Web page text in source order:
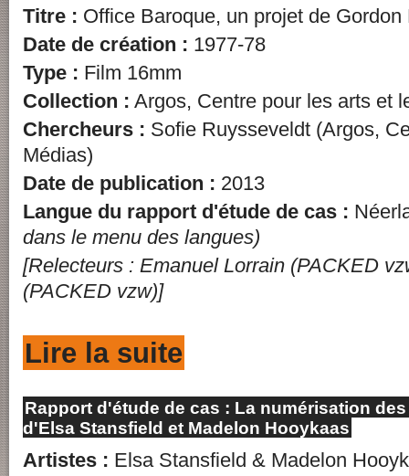
Titre : Office Baroque, un projet de Gordon
Date de création : 1977-78
Type : Film 16mm
Collection : Argos, Centre pour les arts et
Chercheurs : Sofie Ruysseveldt (Argos,
Médias)
Date de publication : 2013
Langue du rapport d'étude de cas :
dans le menu des langues)
[Relecteurs : Emanuel Lorrain (PACKED
(PACKED vzw)]
Lire la suite
Rapport d'étude de cas : La numérisation
d'Elsa Stansfield et Madelon Hooykaas
Artistes : Elsa Stansfield & Madelon